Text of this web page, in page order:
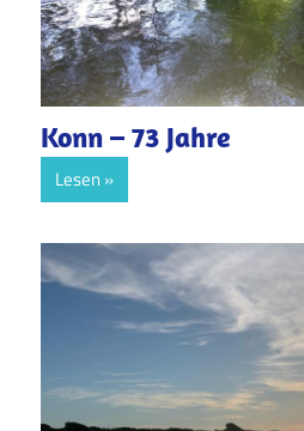
Konn – 73 Jahre
Lesen